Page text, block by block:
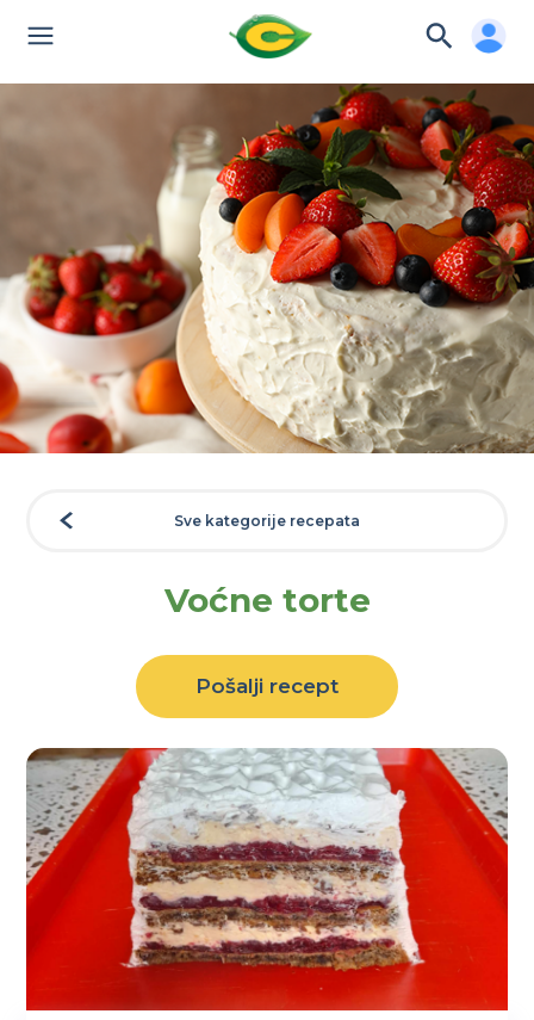
Sve kategorije recepata
Voćne torte
Pošalji recept